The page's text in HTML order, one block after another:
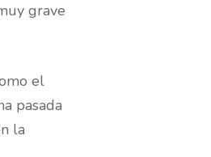
grave
el
pasada
la